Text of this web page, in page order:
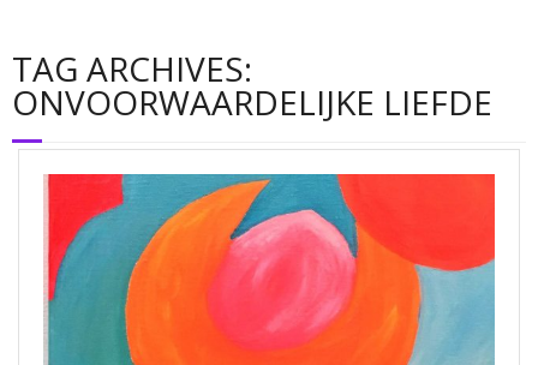
Luisterkindafstemming
Contact
TAG ARCHIVES:
ONVOORWAARDELIJKE LIEFDE